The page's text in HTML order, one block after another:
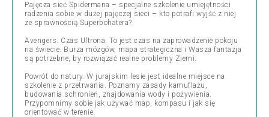
Pajęcza sieć Spidermana – specjalne szkolenie umiejętności
radzenia sobie w dużej pajęczej sieci – kto potrafi wyjść z niej
ze sprawnością Superbohatera?
Avengers. Czas Ultrona. To jest czas na zaprowadzenie pokoju
na świecie. Burza mózgów, mapa strategiczna i Wasza fantazja
są potrzebne, by rozwiązać realne problemy Ziemi.
Powrót do natury. W jurajskim lesie jest idealne miejsce na
szkolenie z przetrwania. Poznamy zasady kamuflażu,
budowania schronień, znajdowania wody i pożywienia.
Przypomnimy sobie jak używać map, kompasu i jak się
orientować w terenie.